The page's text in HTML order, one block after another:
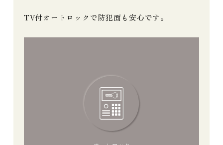
TV付オートロックで防犯面も安心です。